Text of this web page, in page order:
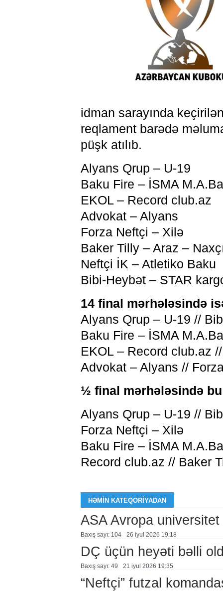
idman sarayında
reqlament barədə
püşk atılıb.
Alyans Qrup – U-19
Baku Fire – İSMA
EKOL – Record club.az
Advokat – Alyans
Forza Neftçi – Xilə
Baker Tilly – Araz –
Neftçi İK – Atletiko Baku
Bibi-Heybət – STAR
14 final mərhələsində
Alyans Qrup – U-19 //
Baku Fire – İSMA
EKOL – Record club.az
Advokat – Alyans //
½ final mərhələsində
Alyans Qrup – U-19 //
Forza Neftçi – Xilə
Baku Fire – İSMA
Record club.az // Baker
HƏMIN KATEQORIYADAN
ASA Avropa universitet
Baxış sayı: 104 26 i̇yul 2026 19:18
DÇ üçün heyəti bəlli
Baxış sayı: 49 21 i̇yul 2026 19:35
“Neftçi” futzal